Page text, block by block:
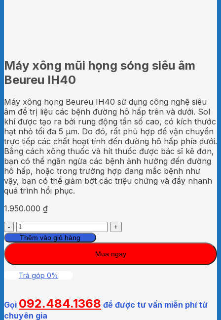
Máy xông mũi họng sóng siêu âm
Beureu IH40
Máy xông họng Beureu IH40 sử dụng công nghệ siêu
âm để trị liệu các bệnh đường hô hấp trên và dưới. Sol
khí được tạo ra bởi rung động tần số cao, có kích thước
hạt nhỏ tối đa 5 μm. Do đó, rất phù hợp để vận chuyển
trực tiếp các chất hoạt tính đến đường hô hấp phía dưới.
Bằng cách xông thuốc và hít thuốc được bác sĩ kê đơn,
bạn có thể ngăn ngừa các bệnh ảnh hưởng đến đường
hô hấp, hoặc trong trường hợp đang mắc bệnh như
vậy, bạn có thể giảm bớt các triệu chứng và đẩy nhanh
quá trình hồi phục.
1.950.000 ₫
Máy
xông
mũi
sóng
siêu
IH40
số
Thêm vào giỏ hàng
Mua ngay
Trả góp 0%
Gọi 092.484.1368 để được tư vấn miễn phí từ
chuyên gia